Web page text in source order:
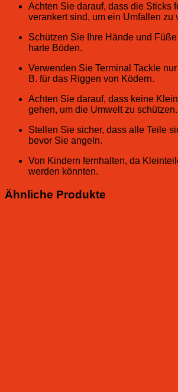
Achten Sie darauf, dass die Sticks
verankert sind, um ein Umfallen zu
Schützen Sie Ihre Hände und
harte Böden.
Verwenden Sie Terminal Tackle
B. für das Riggen von Ködern.
Achten Sie darauf, dass keine
gehen, um die Umwelt zu schützen.
Stellen Sie sicher, dass alle Teile
bevor Sie angeln.
Von Kindern fernhalten, da
werden könnten.
Ähnliche Produkte